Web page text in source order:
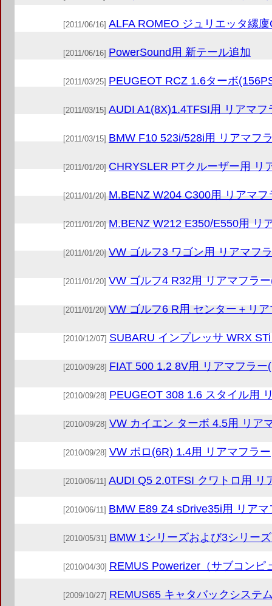
[2011/06/16] ALFA ROMEO ジュリエッタ縲
[2011/06/16] PowerSound用 新テール追加
[2011/03/25] PEUGEOT RCZ 1.6ターボ
[2011/03/15] AUDI A1(8X)1.4TFSI用 リアマフ
[2011/03/15] BMW F10 523i/528i用 リアマフ
[2011/01/20] CHRYSLER PTクルーザー用 リ
[2011/01/20] M.BENZ W204 C300用 リアマフ
[2011/01/20] M.BENZ W212 E350/E550用 リ
[2011/01/20] VW ゴルフ3 ワゴン用 リアマフ
[2011/01/20] VW ゴルフ4 R32用 リアマフラ
[2011/01/20] VW ゴルフ6 R用 センター＋リ
[2010/12/07] SUBARU インプレッサ WRX
[2010/09/28] FIAT 500 1.2 8V用 リアマフラ
[2010/09/28] PEUGEOT 308 1.6 スタイル用
[2010/09/28] VW カイエン ターボ 4.5用 リア
[2010/09/28] VW ポロ(6R) 1.4用 リアマフラー
[2010/06/11] AUDI Q5 2.0TFSI クワトロ用 リ
[2010/06/11] BMW E89 Z4 sDrive35i用 リアマ
[2010/05/31] BMW 1シリーズおよび3シリー
[2010/04/30] REMUS Powerizer（サブコンピ
[2009/10/27] REMUS65 キャタバックシステ